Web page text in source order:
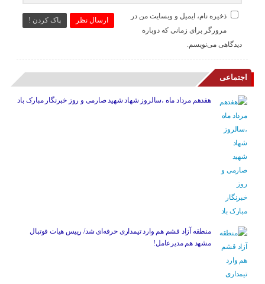
ارسال نظر پاک کردن !
ذخیره نام، ایمیل و وبسایت من در
مرورگر برای زمانی که دوباره
دیدگاهی می‌نویسم.
اجتماعی
هفدهم مرداد ماه ،سالروز شهاد شهید صارمی و روز خبرنگار مبارک باد
منطقه آزاد قشم هم وارد تیمداری حرفه‌ای شد/ رییس هیات فوتبال
مشهد هم مدیرعامل!